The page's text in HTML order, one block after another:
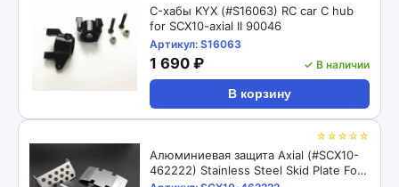
C-хабы KYX (#S16063) RC car C hub
for SCX10-axial II 90046
Артикул: S16063
1 690 ₽ ✓ В наличии
В корзину
☆☆☆☆☆
Алюминиевая защита Axial (#SCX10-
462222) Stainless Steel Skid Plate For